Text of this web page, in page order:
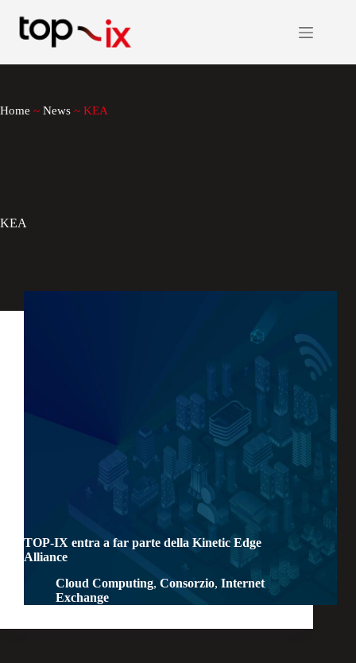
contenuto
Home ~ News ~ KEA
KEA
TOP-IX entra a far parte della Kinetic Edge
Alliance
Cloud Computing, Consorzio, Internet
Exchange